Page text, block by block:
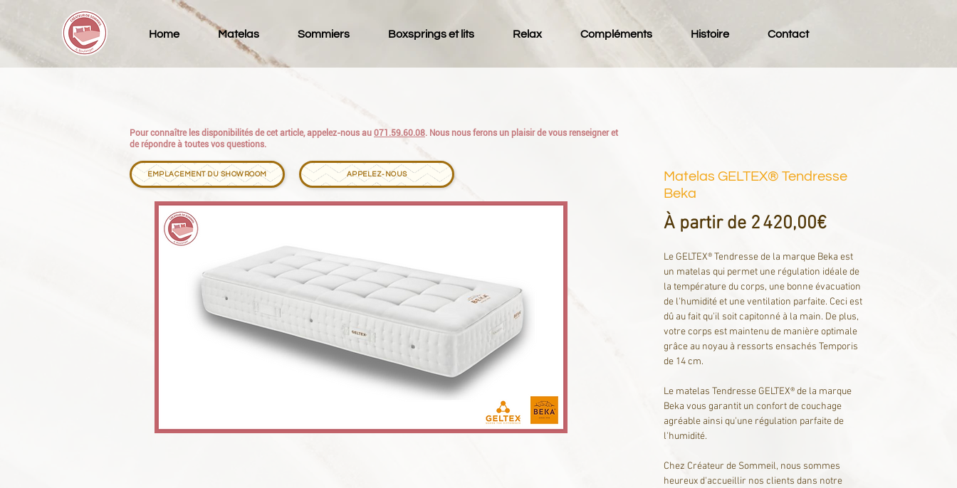
Home Matelas Sommiers Boxsprings et lits Relax Compléments Histoire Contact
Matelas GELTEX® Tendresse
Beka
À partir de 2 420,00€Prix
Le GELTEX® Tendresse de la marque Beka est
un matelas qui permet une régulation idéale de
la température du corps, une bonne évacuation
de l'humidité et une ventilation parfaite. Ceci est
dû au fait qu'il soit capitonné à la main. De plus,
votre corps est maintenu de manière optimale
grâce au noyau à ressorts ensachés Temporis
de 14 cm.
Le matelas Tendresse GELTEX® de la marque
Beka vous garantit un confort de couchage
agréable ainsi qu'une régulation parfaite de
l'humidité.
Chez Créateur de Sommeil, nous sommes
heureux d'accueillir nos clients dans notre
EMPLACEMENT DU SHOWROOM APPELEZ-NOUS
Pour connaître les disponibilités de cet article, appelez-nous au 071.59.60.08. Nous nous ferons un plaisir de vous renseigner et
de répondre à toutes vos questions.